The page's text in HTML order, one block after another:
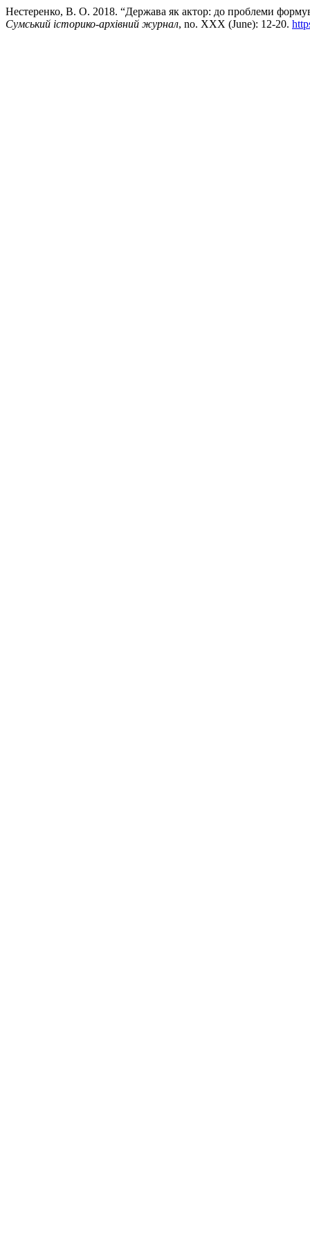
Нестеренко, В. О. 2018. “Держава як актор: до проблеми
Сумський історико-архівний журнал, no. XXX (June): 12-20.